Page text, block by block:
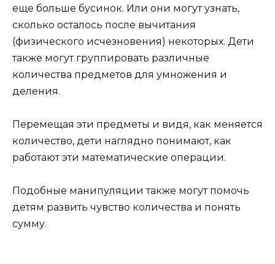
еще больше бусинок. Или они могут узнать,
сколько осталось после вычитания
(физического исчезновения) некоторых. Дети
также могут группировать различные
количества предметов для умножения и
деления.
Перемещая эти предметы и видя, как меняется
количество, дети наглядно понимают, как
работают эти математические операции.
Подобные манипуляции также могут помочь
детям развить чувство количества и понять
сумму.